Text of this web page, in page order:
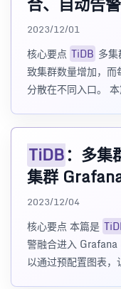
2023/12/01
核心要点 TiDB 多
致集群数量增加，
分散在不同入口。
TiDB：多集
集群
2023/12/04
核心要点 本篇是
警融合进入
以通过预配置图表